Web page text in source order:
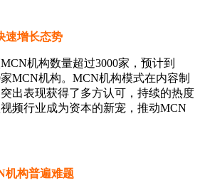
速增长态势
机构数量超过3000家，预计到
MCN机构。MCN机构模式在内容制
出表现获得了多方认可，持续的热度
频行业成为资本的新宠，推动MCN
机构普遍难题